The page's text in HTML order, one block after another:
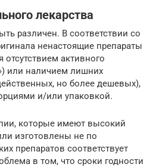
лекарства
различен. В соответствии со
ненастоящие препараты
отсутствием активного
или наличием лишних
но более дешевых),
и/или упаковкой.
которые имеют высокий
изготовлены не по
препаратов соответствует
в том, что сроки годности